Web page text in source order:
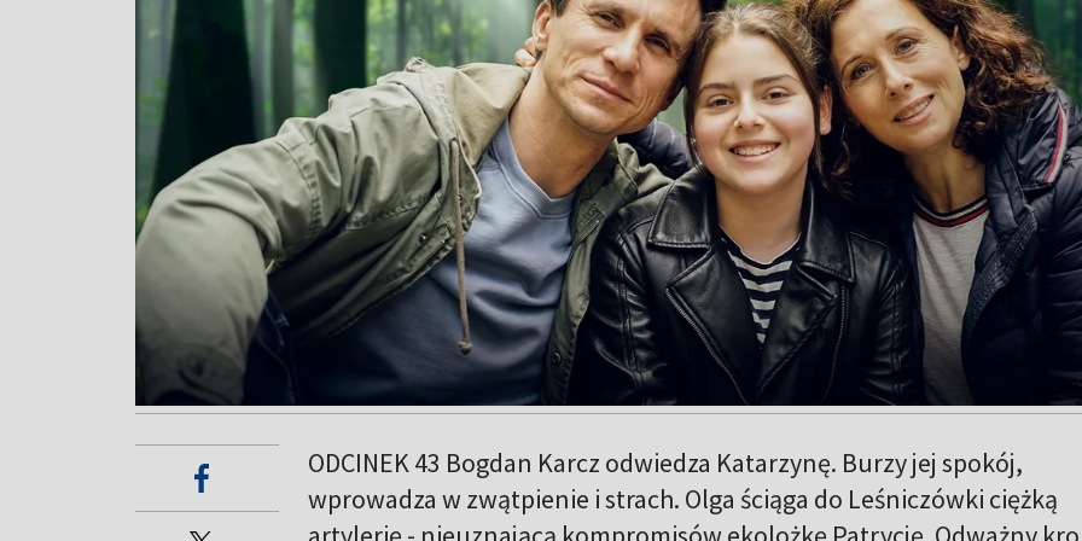
ODCINEK 43 Bogdan Karcz odwiedza Katarzynę. Burzy jej spokój,
wprowadza w zwątpienie i strach. Olga ściąga do Leśniczówki ciężką